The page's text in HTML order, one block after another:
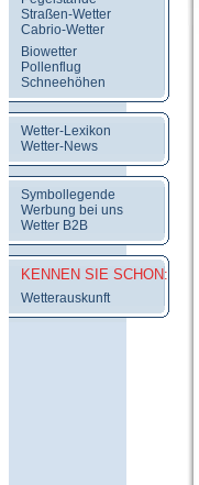
Straßen-Wetter
Cabrio-Wetter
Biowetter
Pollenflug
Schneehöhen
Wetter-Lexikon
Wetter-News
Symbollegende
Werbung bei uns
Wetter B2B
KENNEN SIE SCHON:
Wetterauskunft